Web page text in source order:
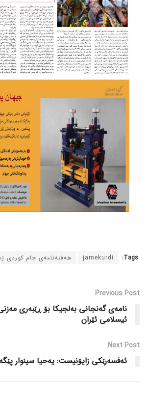
Tags:
jamekurdi هەفتەنامەی جام کوردی
Previous Post
نامەی گەنجانی بەلجیکا بۆ ڕێبەری
ئیسلامی ئێران
Next Post
ئەفسەرێکی زایۆنیست: یەحیا سینوار